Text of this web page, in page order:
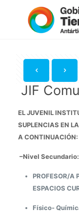
JIF
EL JUVENIL
SUPLENCIAS EN
A CONTINUACIÓN:
–Nivel Secundario:
PROFESOR/A
ESPACIOS
Físico-